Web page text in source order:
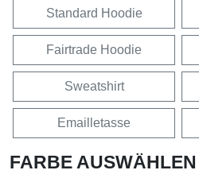
Standard Hoodie
Fairtrade Hoodie
Sweatshirt
Emailletasse
FARBE AUSWÄHLEN